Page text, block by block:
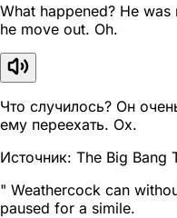
What happened? He
he move out. Oh.
Что случилось? Он
ему переехать. Ох.
Источник: The Big Bang
" Weathercock can
paused for a simile.